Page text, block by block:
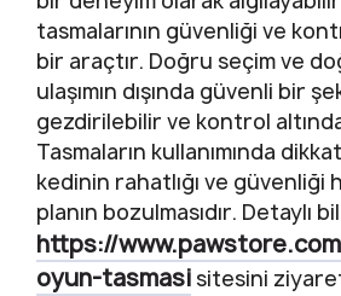
tasmalarının güvenliği ve
bir araçtır. Doğru seçim ve
ulaşımın dışında güvenli bir
gezdirilebilir ve kontrol
Tasmaların kullanımında
kedinin rahatlığı ve güvenliği
planın bozulmasıdır. Detaylı
https://
oyun-tasmasi sitesini